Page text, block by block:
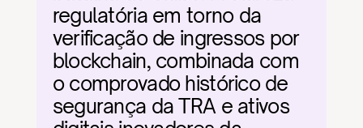
regulatória em torno da
verificação de ingressos por
blockchain, combinada com
o comprovado histórico de
segurança da TRA e ativos